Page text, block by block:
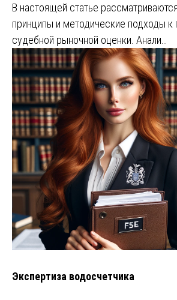
В настоящей статье
принципы и методические подходы
судебной рыночной оценки. Анали…
Экспертиза водосчетчика